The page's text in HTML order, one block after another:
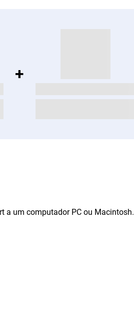
a um computador PC ou Macintosh.